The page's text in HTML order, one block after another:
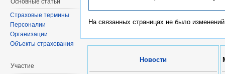
На связанных страницах не было
Страховые термины
Персоналии
Организации
Объекты страхования
Участие
Новости